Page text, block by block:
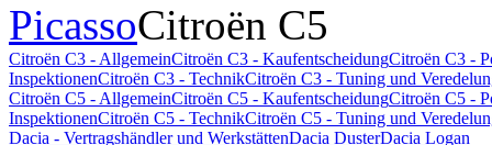
PicassoCitroën C5
Citroën C3 - AllgemeinCitroën C3 - KaufentscheidungCitroën C3 -
InspektionenCitroën C3 - TechnikCitroën C3 - Tuning und
Citroën C5 - AllgemeinCitroën C5 - KaufentscheidungCitroën C5 -
InspektionenCitroën C5 - TechnikCitroën C5 - Tuning und
Dacia - Vertragshändler und WerkstättenDacia DusterDacia Logan